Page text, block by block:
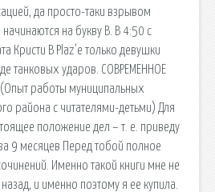
да просто-таки взрывом
на букву В. В 4:50 с
Кристи В Plaz’e только девушки
танковых ударов. СОВРЕМЕННОЕ
работы муниципальных
района с читателями-детьми) Для
положение дел – т. е. приведу
9 месяцев Перед тобой полное
Именно такой книги мне не
и именно поэтому я ее купила.